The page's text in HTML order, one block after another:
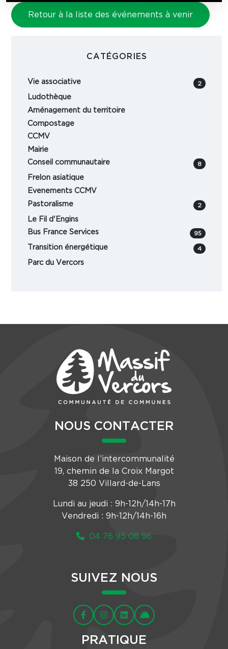
Retour à la liste des événements à venir
CATÉGORIES
Vie associative 2
Ludothèque
Aménagement du territoire
Compostage
CCMV
Mairie
Conseil communautaire
8
Frelon asiatique
Evenements CCMV
Pastoralisme
2
Le Fil d'Engins
Bus France Services
95
Transition énergétique 4
Parc du Vercors
NOUS CONTACTER
Maison de l’intercommunalité
19, chemin de la Croix Margot
38 250 Villard-de-Lans
Lundi au jeudi : 9h-12h/14h-17h
Vendredi : 9h-12h/14h-16h
04 76 95 08 96
SUIVEZ NOUS
PRATIQUE